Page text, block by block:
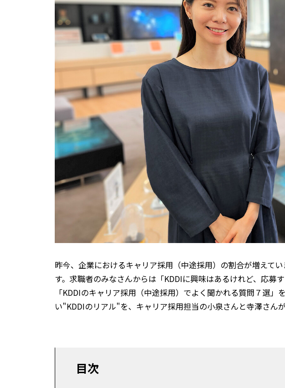
昨今、企業におけるキャリア採用（中途採用）の割合が増えて
す。求職者のみなさんからは「KDDIに興味はあるけれど、応募
「KDDIのキャリア採用（中途採用）でよく聞かれる質問７選
い"KDDIのリアル"を、キャリア採用担当の小泉さんと寺澤さん
目次